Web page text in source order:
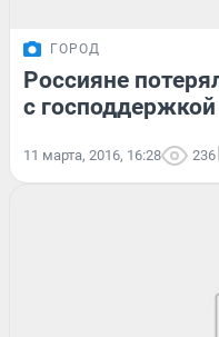
ГОРОД
Россияне
с господдержкой
11 марта, 2016, 16:28 236